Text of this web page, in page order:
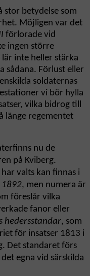
stor betydelse som
Möjligen var det
förlorade vid
ingen större
inte heller stärka
sådana. Förlust eller
soldaternas
vi bör hylla
vilka bidrog till
länge regementet
nu de
på Kviberg.
valts kan finnas i
1892, men numera är
föreslår vilka
fanor eller
hedersstandar, som
för insatser 1813 i
Det standaret förs
egna vid särskilda